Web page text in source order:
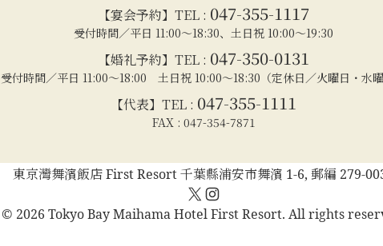
【宴会予約】TEL : 047-355-1117
受付時間／平日 11:00～18:30、土日祝 10:00～19:30
【婚礼予約】TEL : 047-350-0131
受付時間／平日 11:00～18:00 土日祝 10:00～18:30（定休日／火曜日・水
【代表】TEL : 047-355-1111
FAX : 047-354-7871
東京灣舞濱飯店 First Resort 千葉縣浦安市舞濱 1-6, 郵編 279-
X Instagram
© 2026 Tokyo Bay Maihama Hotel First Resort. All rights